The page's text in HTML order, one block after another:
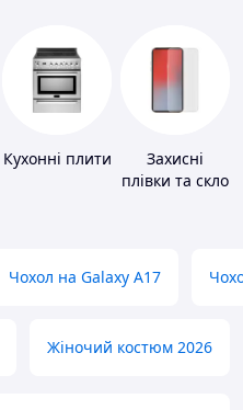
Кухонні плити
Захисні
плівки та скло
Чохол на Galaxy A17
Жіночий костюм 2026